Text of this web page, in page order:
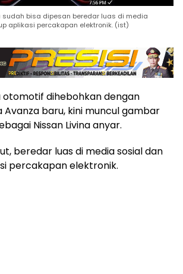
sudah bisa dipesan beredar luas di media
aplikasi percakapan elektronik. (ist)
dihebohkan dengan
baru, kini muncul gambar
Nissan Livina anyar.
beredar luas di media sosial dan
percakapan elektronik.